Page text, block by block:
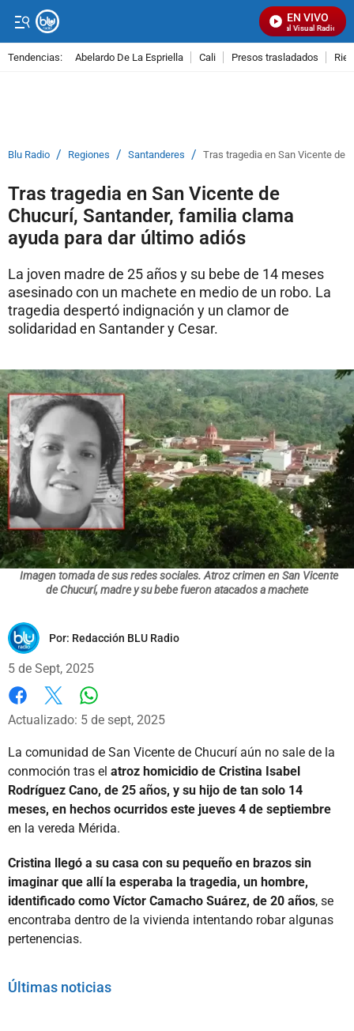
EN VIVO
Señal Visual Radio
Tendencias: Abelardo De La Espriella Cali Presos trasladados
Blu Radio / Regiones / Santanderes / Tras tragedia en San Vicente de
Tras tragedia en San Vicente de
Chucurí, Santander, familia clama
ayuda para dar último adiós
La joven madre de 25 años y su bebe de 14 meses
asesinado con un machete en medio de un robo. La
tragedia despertó indignación y un clamor de
solidaridad en Santander y Cesar.
Imagen tomada de sus redes sociales. Atroz crimen en San Vicente
de Chucurí, madre y su bebe fueron atacados a machete
Por: Redacción BLU Radio
5 de Sept, 2025
Facebook
X
Actualizado: 5 de sept, 2025
La comunidad de San Vicente de Chucurí aún no sale de la
conmoción tras el atroz homicidio de Cristina Isabel
Rodríguez Cano, de 25 años, y su hijo de tan solo 14
meses, en hechos ocurridos este jueves 4 de septiembre
en la vereda Mérida.
Cristina llegó a su casa con su pequeño en brazos sin
imaginar que allí la esperaba la tragedia, un hombre,
identificado como Víctor Camacho Suárez, de 20 años, se
encontraba dentro de la vivienda intentando robar algunas
pertenencias.
Últimas noticias